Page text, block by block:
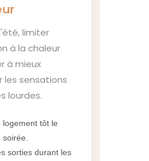
limiter
à la chaleur
à mieux
les sensations
lourdes.
logement tôt le
sorties durant les